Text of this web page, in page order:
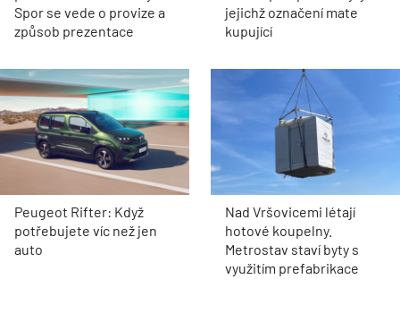
Spor se vede o provize a
způsob prezentace
jejichž označení mate
kupující
Peugeot Rifter: Když
potřebujete víc než jen
auto
Nad Vršovicemi létají
hotové koupelny.
Metrostav staví byty s
využitím prefabrikace